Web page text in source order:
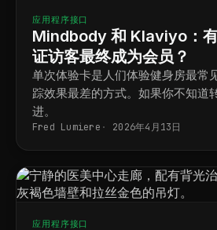
应用程序接口
Mindbody 和 Klaviyo：
证访客最终成为会员？
单次体验卡是人们体验健身房最常
踪效果最差的方式。如果你不知道
进。
Fred Lumiere 2026年4月13日
应用程序接口